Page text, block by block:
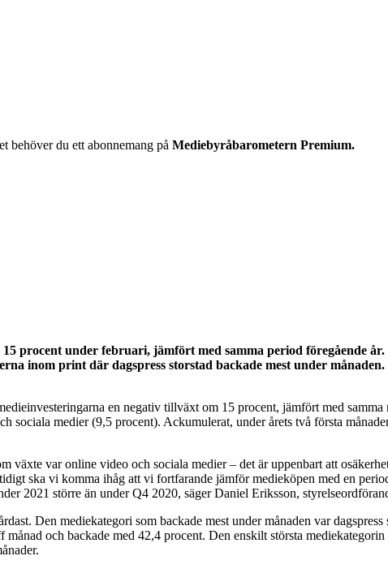
behöver du ett abonnemang på Mediebyråbarometern Premium.
procent under februari, jämfört med samma period föregående
inom print där dagspress storstad backade mest under
en negativ tillväxt om 15 procent, jämfört med samma
medier (9,5 procent). Ackumulerat, under årets två första
var online video och sociala medier – det är uppenbart att
ska vi komma ihåg att vi fortfarande jämför medieköpen med en
2021 större än under Q4 2020, säger Daniel Eriksson,
Den mediekategori som backade mest under månaden var
och backade med 42,4 procent. Den enskilt största